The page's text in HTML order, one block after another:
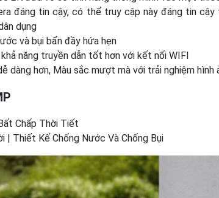
đáng tin cậy, có thể truy cập này đáng tin
dụng
và bụi bẩn đầy hứa hẹn
năng truyền dẫn tốt hơn với kết nối WIFI
dàng hơn, Màu sắc mượt mà với trải nghiệm hình
Chấp Thời Tiết
| Thiết Kế Chống Nước Và Chống Bụi